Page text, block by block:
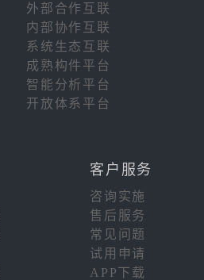
外部合作互联
内部协作互联
系统生态互联
成熟构件平台
智能分析平台
开放体系平台
客户服务
咨询实施
售后服务
常见问题
试用申请
APP下载